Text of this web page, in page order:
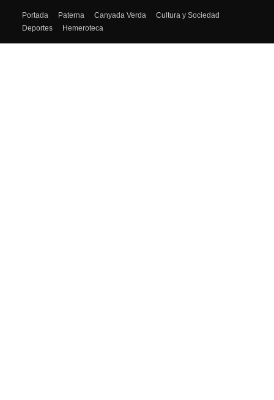
SÍGUENOS
Portada Paterna Canyada Verda
Cultura y Sociedad
Deportes
Hemeroteca